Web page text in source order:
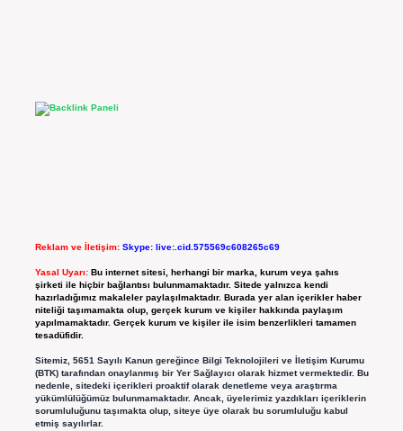
Reklam ve İletişim: Skype: live:.cid.575569c608265c69
Yasal Uyarı: Bu internet sitesi, herhangi bir marka, kurum veya şahıs
şirketi ile hiçbir bağlantısı bulunmamaktadır. Sitede yalnızca kendi
hazırladığımız makaleler paylaşılmaktadır. Burada yer alan içerikler haber
niteliği taşımamakta olup, gerçek kurum ve kişiler hakkında paylaşım
yapılmamaktadır. Gerçek kurum ve kişiler ile isim benzerlikleri tamamen
tesadüfidir.
Sitemiz, 5651 Sayılı Kanun gereğince Bilgi Teknolojileri ve İletişim Kurumu
(BTK) tarafından onaylanmış bir Yer Sağlayıcı olarak hizmet vermektedir. Bu
nedenle, sitedeki içerikleri proaktif olarak denetleme veya araştırma
yükümlülüğümüz bulunmamaktadır. Ancak, üyelerimiz yazdıkları içeriklerin
sorumluluğunu taşımakta olup, siteye üye olarak bu sorumluluğu kabul
etmiş sayılırlar.